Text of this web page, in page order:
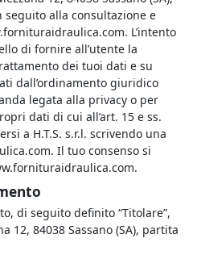
seguito alla consultazione e
L’intento
di fornire all’utente la
dei tuoi dati e su
dall’ordinamento giuridico
legata alla privacy o per
dati di cui all’art. 15 e ss.
a H.T.S. s.r.l. scrivendo una
. Il tuo consenso si
di seguito definito “Titolare”,
12, 84038 Sassano (SA), partita